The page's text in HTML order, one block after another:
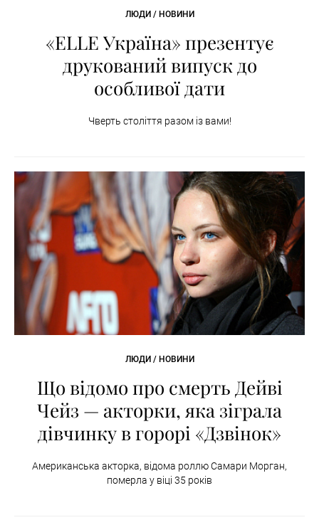
ЛЮДИ / НОВИНИ
«ELLE Україна» презентує
друкований випуск до
особливої дати
Чверть століття разом із вами!
ЛЮДИ / НОВИНИ
Що відомо про смерть Дейві
Чейз — акторки, яка зіграла
дівчинку в горорі «Дзвінок»
Американська акторка, відома роллю Самари Морган,
померла у віці 35 років